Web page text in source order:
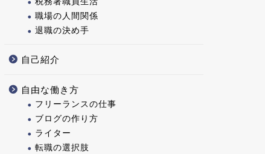
職場の人間関係
退職の決め手
自己紹介
自由な働き方
フリーランスの仕事
ブログの作り方
ライター
転職の選択肢